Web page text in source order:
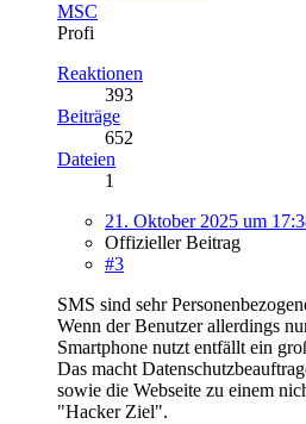
MSC
Profi
Reaktionen
393
Beiträge
652
Dateien
1
21. Oktober 2025 um
Offizieller Beitrag
#3
SMS sind sehr
Wenn der Benutzer allerdings
Smartphone nutzt entfällt ein
Das macht
sowie die Webseite zu einem
"Hacker Ziel".